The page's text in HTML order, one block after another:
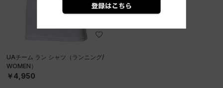
UAチーム ラン シャツ（ランニング/
WOMEN）
￥4,950